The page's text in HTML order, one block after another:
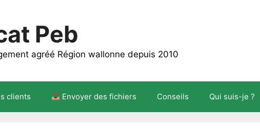
Peb
agréé Région wallonne depuis 2010
clients Envoyer des fichiers Conseils Qui suis-je ?